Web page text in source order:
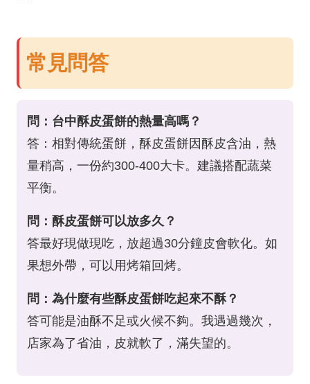
常見問答
問：台中酥皮蛋餅的熱量高嗎？
答：相對傳統蛋餅，酥皮蛋餅因酥皮含油，熱
量稍高，一份約300-400大卡。建議搭配蔬菜
平衡。
問：酥皮蛋餅可以放多久？
答最好現做現吃，放超過30分鐘皮會軟化。如
果想外帶，可以用烤箱回烤。
問：為什麼有些酥皮蛋餅吃起來不酥？
答可能是油酥不足或火候不夠。我遇過幾次，
店家為了省油，皮就軟了，滿失望的。